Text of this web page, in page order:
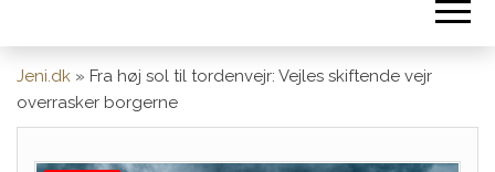
Jeni.dk » Fra høj sol til tordenvejr: Vejles skiftende vejr
overrasker borgerne